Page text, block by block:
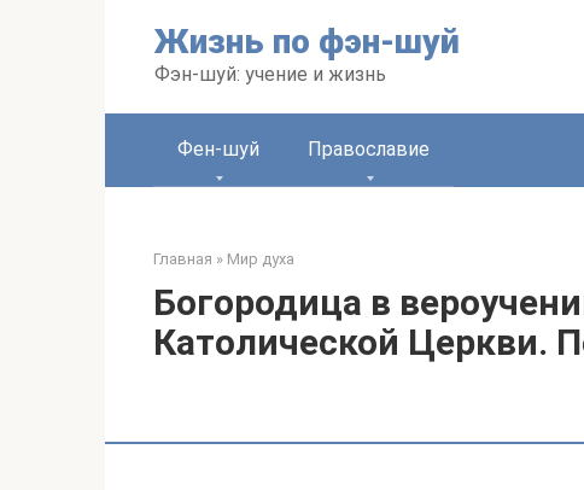
Жизнь по фэн-шуй
Фэн-шуй: учение и жизнь
Фен-шуй Православие
Главная » Мир духа
Богородица в
Католической Церкви.